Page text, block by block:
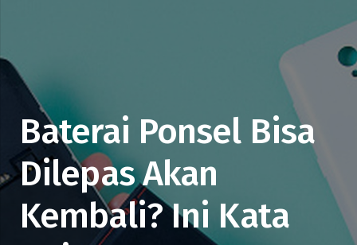
Baterai Ponsel Bisa
Dilepas Akan
Kembali? Ini Kata